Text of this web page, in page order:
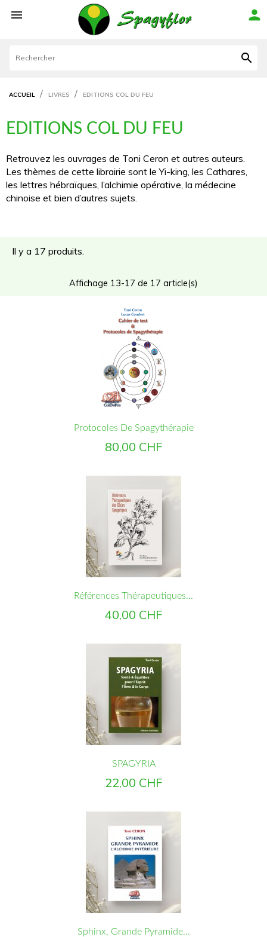
 

ACCUEIL LIVRES EDITIONS COL DU FEU
EDITIONS COL DU FEU
Retrouvez les ouvrages de Toni Ceron et autres auteurs.
Les thèmes de cette librairie sont le Yi-king, les Cathares,
les lettres hébraïques, l’alchimie opérative, la médecine
chinoise et bien d’autres sujets.
Il y a 17 produits.
Affichage 13-17 de 17 article(s)
Protocoles De Spagythérapie
Prix
80,00 CHF
Références Thérapeutiques...
Prix
40,00 CHF
SPAGYRIA
Prix
22,00 CHF
Sphinx, Grande Pyramide...